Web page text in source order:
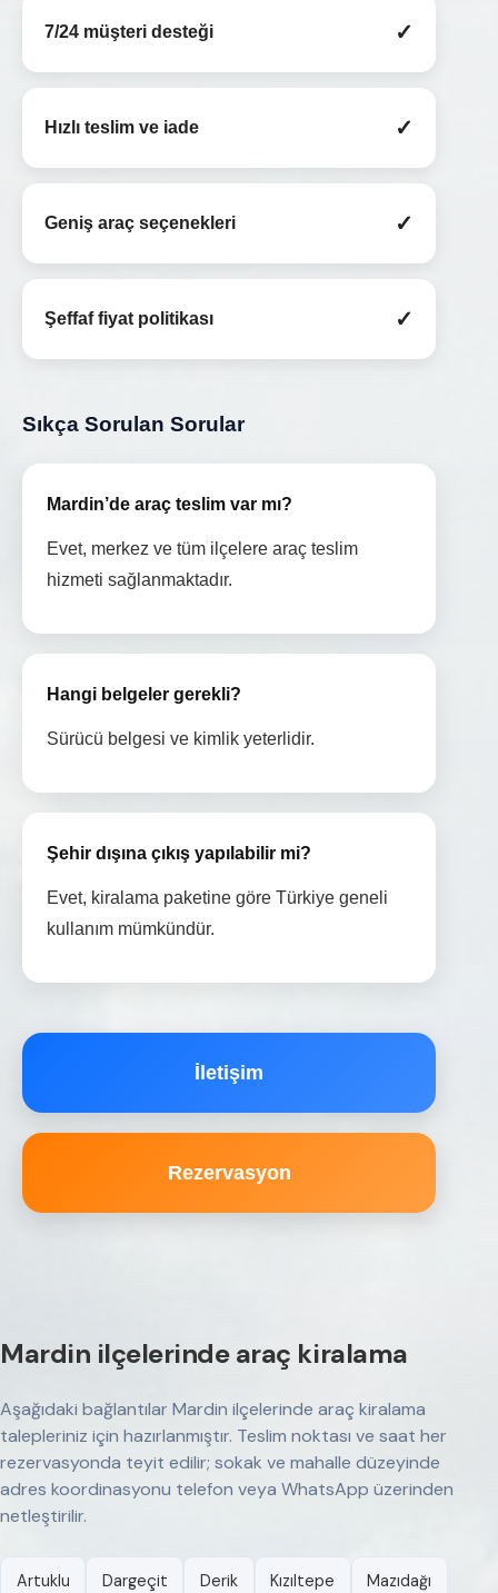
7/24 müşteri desteği ✓
Hızlı teslim ve iade ✓
Geniş araç seçenekleri ✓
Şeffaf fiyat politikası ✓
Sıkça Sorulan Sorular
Mardin’de araç teslim var mı?
Evet, merkez ve tüm ilçelere araç teslim
hizmeti sağlanmaktadır.
Hangi belgeler gerekli?
Sürücü belgesi ve kimlik yeterlidir.
Şehir dışına çıkış yapılabilir mi?
Evet, kiralama paketine göre Türkiye geneli
kullanım mümkündür.
İletişim
Rezervasyon
Mardin ilçelerinde araç kiralama
Aşağıdaki bağlantılar Mardin ilçelerinde araç kiralama
talepleriniz için hazırlanmıştır. Teslim noktası ve saat her
rezervasyonda teyit edilir; sokak ve mahalle düzeyinde
adres koordinasyonu telefon veya WhatsApp üzerinden
netleştirilir.
Artuklu Dargeçit Derik Kızıltepe Mazıdağı